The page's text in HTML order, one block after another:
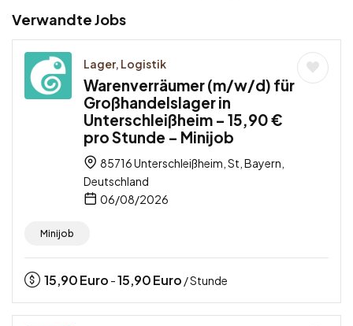
Verwandte Jobs
Lager, Logistik
Warenverräumer (m/w/d) für
Großhandelslager in
Unterschleißheim – 15,90 €
pro Stunde – Minijob
85716 Unterschleißheim, St, Bayern,
Deutschland
06/08/2026
Minijob
15,90Euro -15,90Euro / Stunde